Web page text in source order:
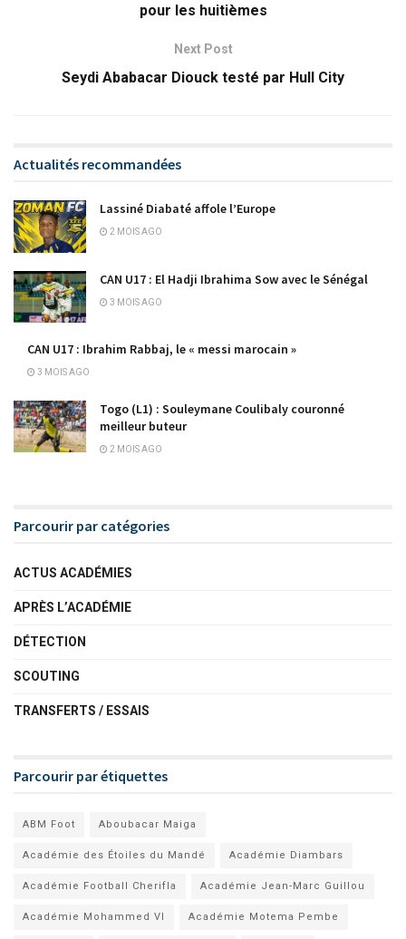
pour les huitièmes
Next Post
Seydi Ababacar Diouck testé par Hull City
Actualités recommandées
Lassiné Diabaté affole l’Europe
2 MOIS AGO
CAN U17 : El Hadji Ibrahima Sow avec le Sénégal
3 MOIS AGO
CAN U17 : Ibrahim Rabbaj, le « messi marocain »
3 MOIS AGO
Togo (L1) : Souleymane Coulibaly couronné
meilleur buteur
2 MOIS AGO
Parcourir par catégories
ACTUS ACADÉMIES
APRÈS L’ACADÉMIE
DÉTECTION
SCOUTING
TRANSFERTS / ESSAIS
Parcourir par étiquettes
ABM Foot Aboubacar Maiga
Académie des Étoiles du Mandé Académie Diambars
Académie Football Cherifla Académie Jean-Marc Guillou
Académie Mohammed VI Académie Motema Pembe